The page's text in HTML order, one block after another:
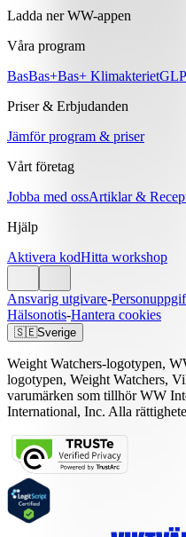
Ladda ner WW-appen
Våra program
BasBas+Bas+ Klimakteriet
Priser & Erbjudanden
Jämför program & priser
Vårt företag
Jobba med ossArtiklar &
Hjälp
Aktivera kodHitta workshop
Ansvarig utgivare-
Hälsonotis-Hantera cookies
🇸🇪Sverige
Weight Watchers-logotypen,
logotypen, Weight Watchers,
varumärken som tillhör WW
International, Inc. Alla